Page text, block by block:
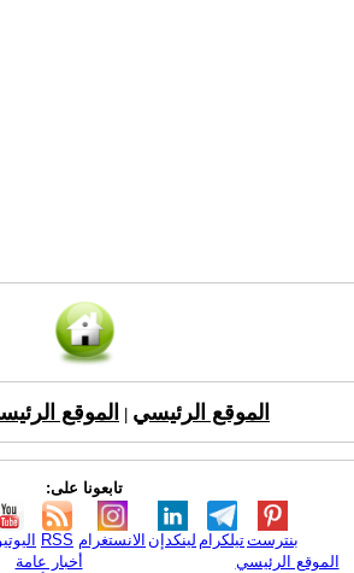
الموقع الرئيسي الموقع
تابعونا على:
RSS الانستغرام لينكدإن تيلكرامبنترست
الموقع الرئيسي
أخبار عامة